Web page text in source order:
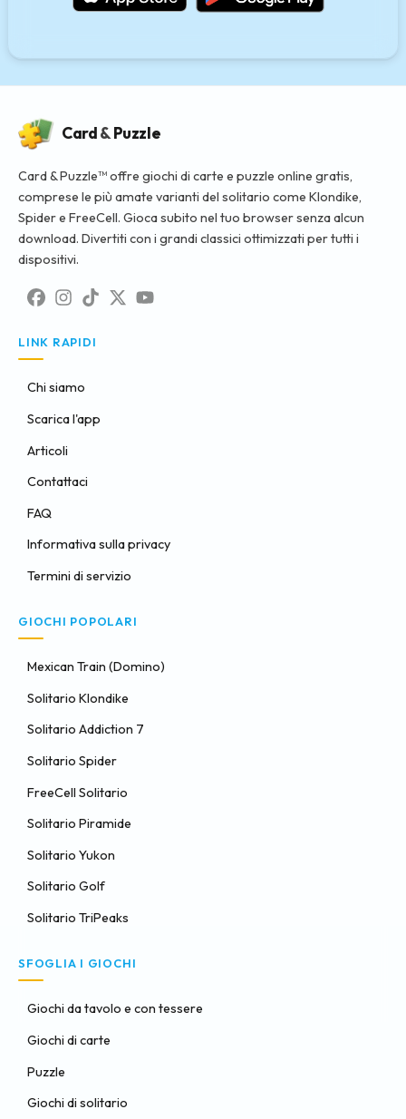
Card&Puzzle
Card & Puzzle™ offre giochi di carte e puzzle online gratis,
comprese le più amate varianti del solitario come Klondike,
Spider e FreeCell. Gioca subito nel tuo browser senza alcun
download. Divertiti con i grandi classici ottimizzati per tutti i
dispositivi.
LINK RAPIDI
Chi siamo
Scarica l'app
Articoli
Contattaci
FAQ
Informativa sulla privacy
Termini di servizio
GIOCHI POPOLARI
Mexican Train (Domino)
Solitario Klondike
Solitario Addiction 7
Solitario Spider
FreeCell Solitario
Solitario Piramide
Solitario Yukon
Solitario Golf
Solitario TriPeaks
SFOGLIA I GIOCHI
Giochi da tavolo e con tessere
Giochi di carte
Puzzle
Giochi di solitario